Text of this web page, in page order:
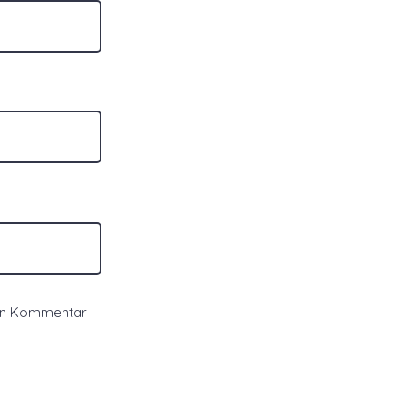
Kommentar